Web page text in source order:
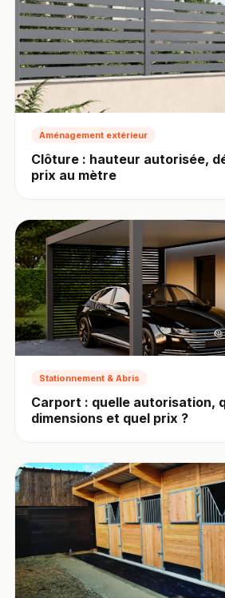
Aménagement extérieur
Clôture : hauteur autorisée,
prix au mètre
Stationnement & Abris
Carport : quelle autorisation,
dimensions et quel prix ?